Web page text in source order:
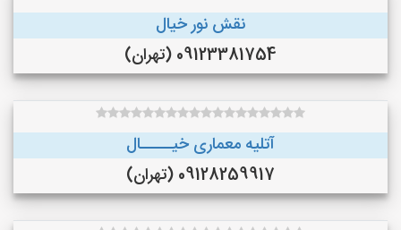
نقش نور خیال
09123381754 (تهران)
آتلیه معماری خیـــــال
09128259917 (تهران)